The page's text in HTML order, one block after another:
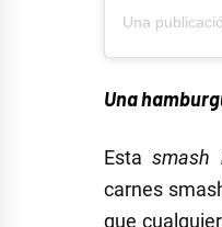
Una
Estasmash
carnes
que